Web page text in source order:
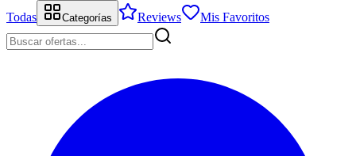
Todas
Categorías Reviews Mis Favoritos